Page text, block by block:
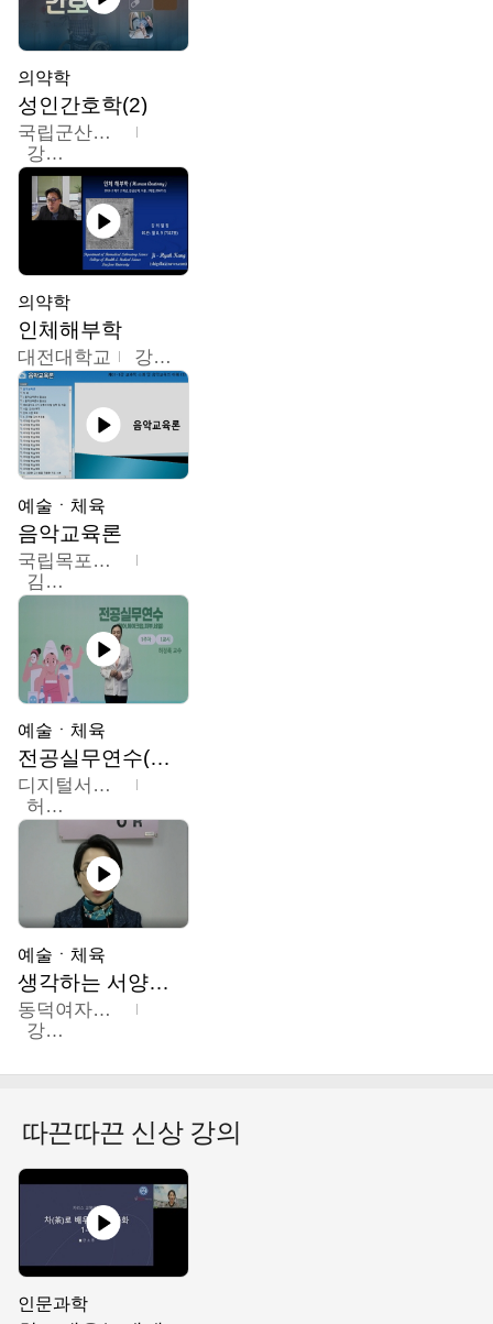
의약학
성인간호학(2)
국립군산대학교
강경아
의약학
인체해부학
대전대학교 강지혁
예술ㆍ체육
음악교육론
국립목포대학교
김신영
예술ㆍ체육
전공실무연수(헤어,메이크업,피부,네일)
디지털서울문화예술대학교
허정록
예술ㆍ체육
생각하는 서양미술의 이해
동덕여자대학교
강수미
따끈따끈 신상 강의
인문과학